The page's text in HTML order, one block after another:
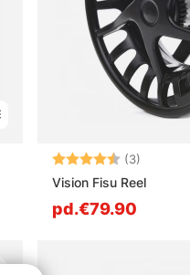
Note: (3)
Vision Fisu Reel
pd.€79.90